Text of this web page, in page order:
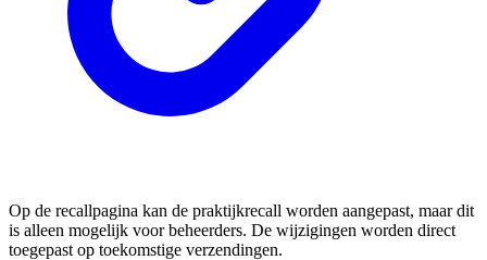
Op de recallpagina kan de praktijkrecall worden aangepast, maar dit
is alleen mogelijk voor beheerders. De wijzigingen worden direct
toegepast op toekomstige verzendingen.